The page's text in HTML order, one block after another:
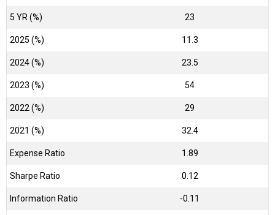
5 YR (%) 23
2025 (%) 11.3
2024 (%) 23.5
2023 (%) 54
2022 (%) 29
2021 (%) 32.4
Expense Ratio 1.89
Sharpe Ratio 0.12
Information Ratio -0.11